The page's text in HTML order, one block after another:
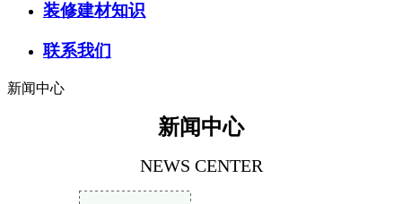
装修建材知识
联系我们
新闻中心
新闻中心
NEWS CENTER